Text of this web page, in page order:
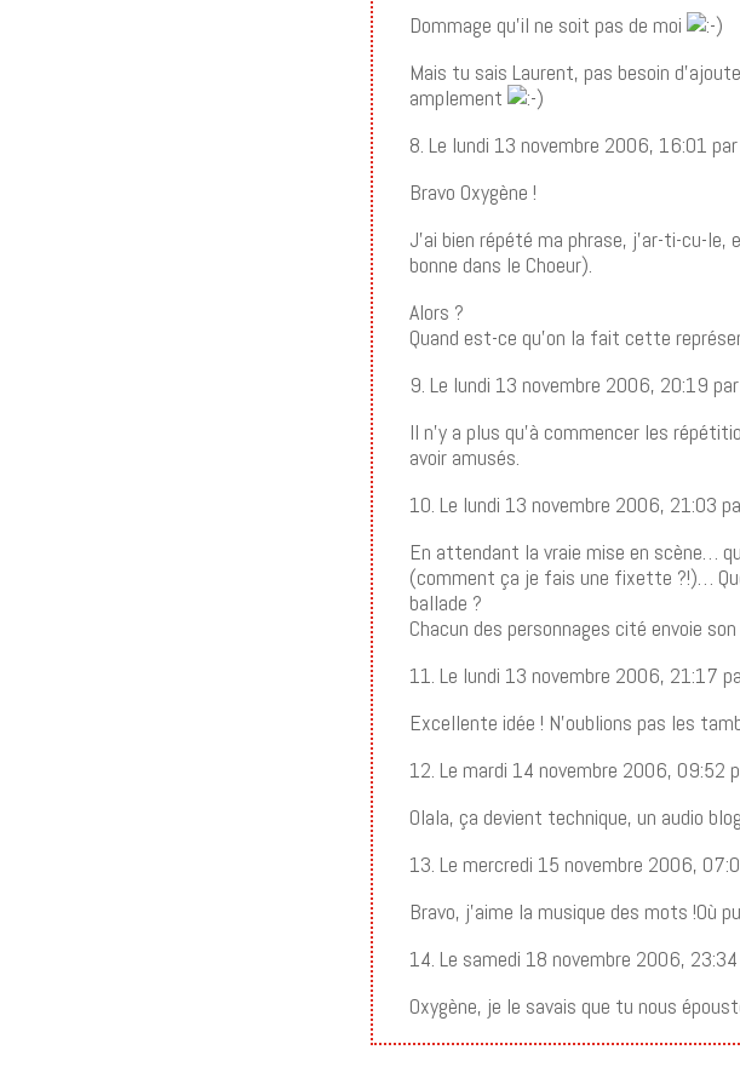
Dommage qu’il ne soit pas de moi
Mais tu sais Laurent, pas besoin
amplement
8. Le lundi 13 novembre 2006, 16:01 par
Bravo Oxygène !
J’ai bien répété ma phrase, j’ar-ti-cu-
bonne dans le Choeur).
Alors ?
Quand est-ce qu’on la fait cette
9. Le lundi 13 novembre 2006, 20:19
Il n’y a plus qu’à commencer les
avoir amusés.
10. Le lundi 13 novembre 2006, 21:03
En attendant la vraie mise en scène…
(comment ça je fais une fixette ?!)…
ballade ?
Chacun des personnages cité envoie
11. Le lundi 13 novembre 2006, 21:17
Excellente idée ! N’oublions pas les
12. Le mardi 14 novembre 2006, 09:52
Olala, ça devient technique, un audio
13. Le mercredi 15 novembre 2006,
Bravo, j’aime la musique des mots !Où
14. Le samedi 18 novembre 2006,
Oxygène, je le savais que tu nous